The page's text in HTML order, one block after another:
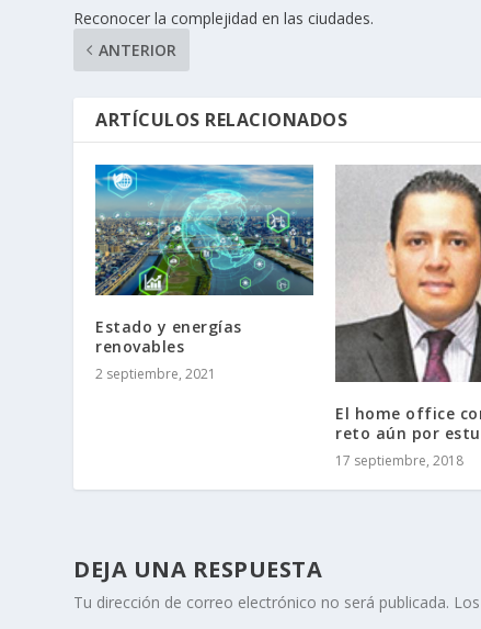
Reconocer la complejidad en las ciudades.
ANTERIOR
ARTÍCULOS RELACIONADOS
Estado y energías
renovables
2 septiembre, 2021
El home office
reto aún por
17 septiembre, 2018
DEJA UNA RESPUESTA
Tu dirección de correo electrónico no será publicada.